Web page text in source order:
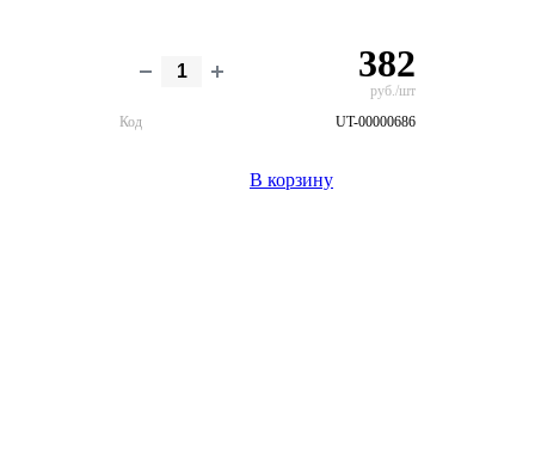
382
руб./шт
Код
UT-00000686
В корзину